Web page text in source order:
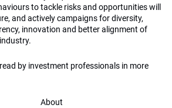
to tackle risks and opportunities will
and actively campaigns for diversity,
innovation and better alignment of
by investment professionals in more
About